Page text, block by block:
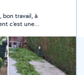
bon travail, à
c'est une
Donc foncez